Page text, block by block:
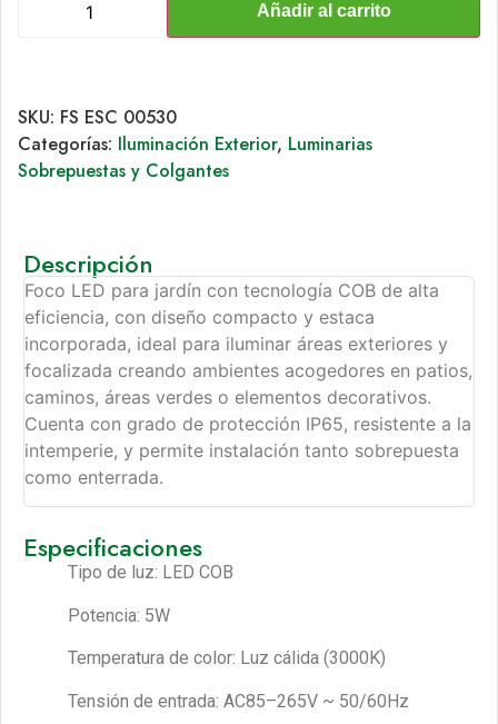
Añadir al carrito
SKU: FS ESC 00530
Categorías: Iluminación Exterior, Luminarias
Sobrepuestas y Colgantes
Descripción
Foco LED para jardín con tecnología COB de alta
eficiencia, con diseño compacto y estaca
incorporada, ideal para iluminar áreas exteriores y
focalizada creando ambientes acogedores en patios,
caminos, áreas verdes o elementos decorativos.
Cuenta con grado de protección IP65, resistente a la
intemperie, y permite instalación tanto sobrepuesta
como enterrada.
Especificaciones
Tipo de luz: LED COB
Potencia: 5W
Temperatura de color: Luz cálida (3000K)
Tensión de entrada: AC85–265V ~ 50/60Hz